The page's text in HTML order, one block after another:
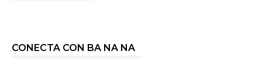
CONECTA CON BA NA NA